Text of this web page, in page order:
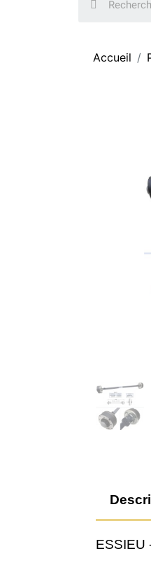
Accueil
ESSIEU